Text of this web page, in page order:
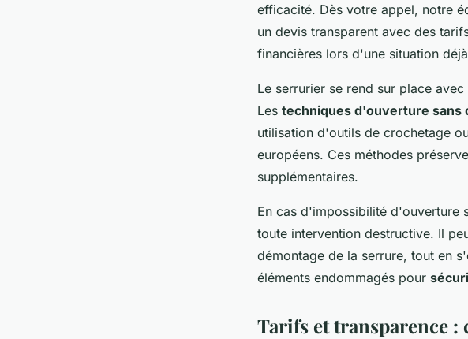
efficacité. Dès votre appel, notre
un devis transparent avec des
financières lors d'une situation
Le serrurier se rend sur place
Les techniques d'ouverture sans
utilisation d'outils de crochetage
européens. Ces méthodes
supplémentaires.
En cas d'impossibilité d'ouverture
toute intervention destructive. Il
démontage de la serrure, tout en
éléments endommagés pour
Tarifs et transparence